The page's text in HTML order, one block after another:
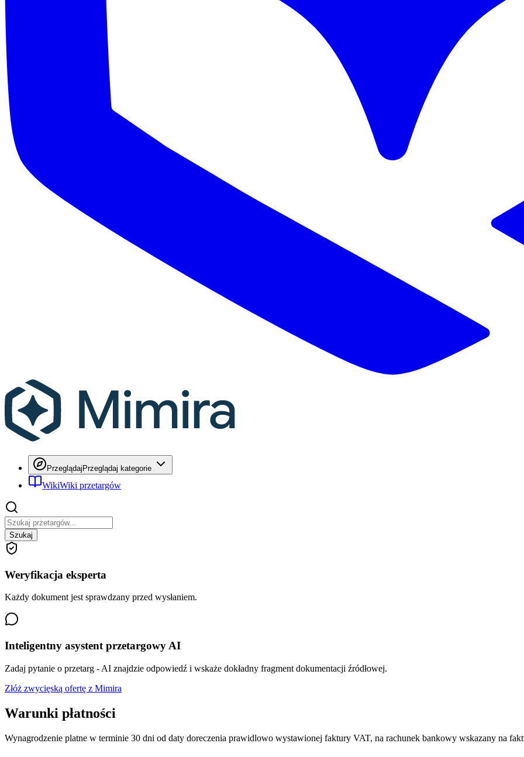
Przeglądaj Przeglądaj kategorie
WikiWiki przetargów
Szukaj
Weryfikacja eksperta
Każdy dokument jest sprawdzany przed wysłaniem.
Inteligentny asystent przetargowy AI
Zadaj pytanie o przetarg - AI znajdzie odpowiedź i wskaże dokładny fragment dokumentacji źródłowej.
Złóż zwycięską ofertę z Mimira
Warunki płatności
Wynagrodzenie platne w terminie 30 dni od daty doreczenia prawidlowo wystawionej faktury VAT, na rachunek bankowy wskazany na